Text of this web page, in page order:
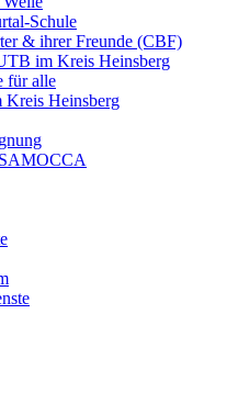
Schule
& ihrer Freunde (CBF)
im Kreis Heinsberg
für alle
Kreis Heinsberg